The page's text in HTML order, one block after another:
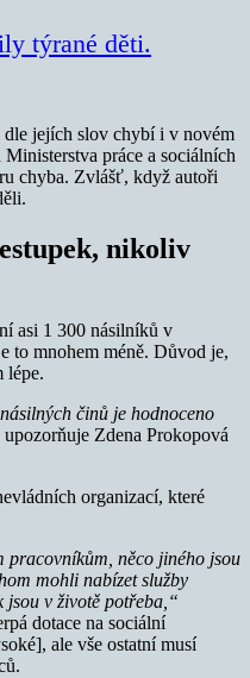
týrané děti.
jejích slov chybí i v novém
práce a sociálních
chyba. Zvlášť, když autoři
nikoliv
asi 1 300 násilníků v
to mnohem méně. Důvod je,
lépe.
činů je hodnoceno
upozorňuje Zdena Prokopová
organizací, které
pracovníkům, něco jiného jsou
mohli nabízet služby
jsou v životě potřeba,“
dotace na sociální
ale vše ostatní musí